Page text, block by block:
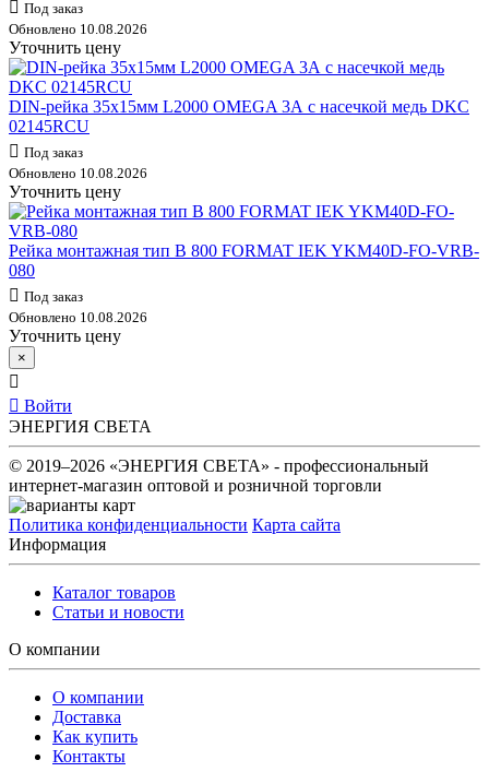
Под заказ
Обновлено 10.08.2026
Уточнить цену
DIN-рейка 35х15мм L2000 OMEGA 3А с насечкой медь DKC
02145RCU
Под заказ
Обновлено 10.08.2026
Уточнить цену
Рейка монтажная тип В 800 FORMAT IEK YKM40D-FO-VRB-
080
Под заказ
Обновлено 10.08.2026
Уточнить цену
×
Войти
ЭНЕРГИЯ СВЕТА
© 2019–2026 «ЭНЕРГИЯ СВЕТА» - профессиональный
интернет-магазин оптовой и розничной торговли
Политика конфиденциальности Карта сайта
Информация
Каталог товаров
Статьи и новости
О компании
О компании
Доставка
Как купить
Контакты